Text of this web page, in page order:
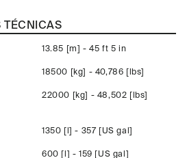
TÉCNICAS
13.85 [m] - 45 ft 5 in
18500 [kg] - 40,786 [lbs]
22000 [kg] - 48,502 [lbs]
1350 [l] - 357 [US gal]
600 [l] - 159 [US gal]